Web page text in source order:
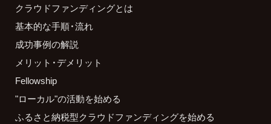
クラウドファンディングとは
基本的な手順・流れ
成功事例の解説
メリット・デメリット
Fellowship
"ローカル"の活動を始める
ふるさと納税型クラウドファンディングを始める